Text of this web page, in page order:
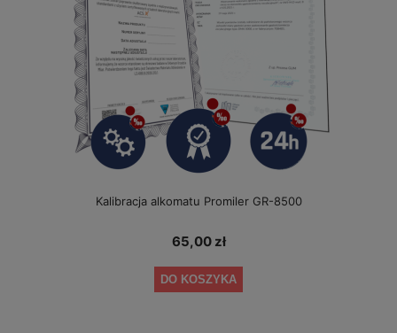
Kalibracja alkomatu Promiler GR-8500
65,00 zł
DO KOSZYKA